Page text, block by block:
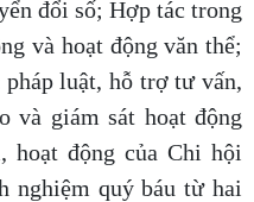
đổi số; Hợp tác trong
và hoạt động văn thể;
luật, hỗ trợ tư vấn,
và giám sát hoạt động
hoạt động của Chi hội
nghiệm quý báu từ hai